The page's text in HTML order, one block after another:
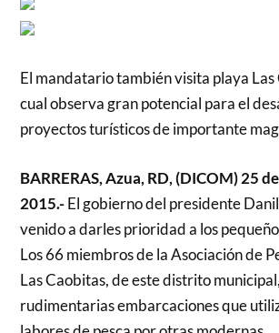
El mandatario también visita playa Las
cual observa gran potencial para el
proyectos turísticos de importante
BARRERAS, Azua, RD, (DICOM) 25
2015.-El gobierno del presidente
venido a darles prioridad a los
Los 66 miembros de la Asociación de
Las Caobitas, de este distrito
rudimentarias embarcaciones que